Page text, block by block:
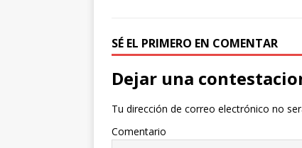
SÉ EL PRIMERO EN COMENTAR
Dejar una
Tu dirección de correo electrónico no
Comentario